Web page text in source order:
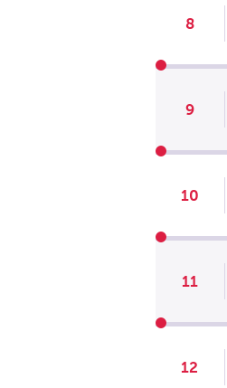
8
9
10
11
12